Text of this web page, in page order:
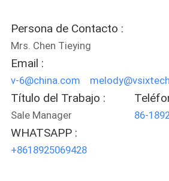
CONTACTA
CON
NOSOTROS
SOLICITAR
UNA
Persona de Contacto :
Mrs. Chen Tieying
Email :
v-6@china.com
Título del Trabajo :
Sale Manager 86-
WHATSAPP :
+8618925069428